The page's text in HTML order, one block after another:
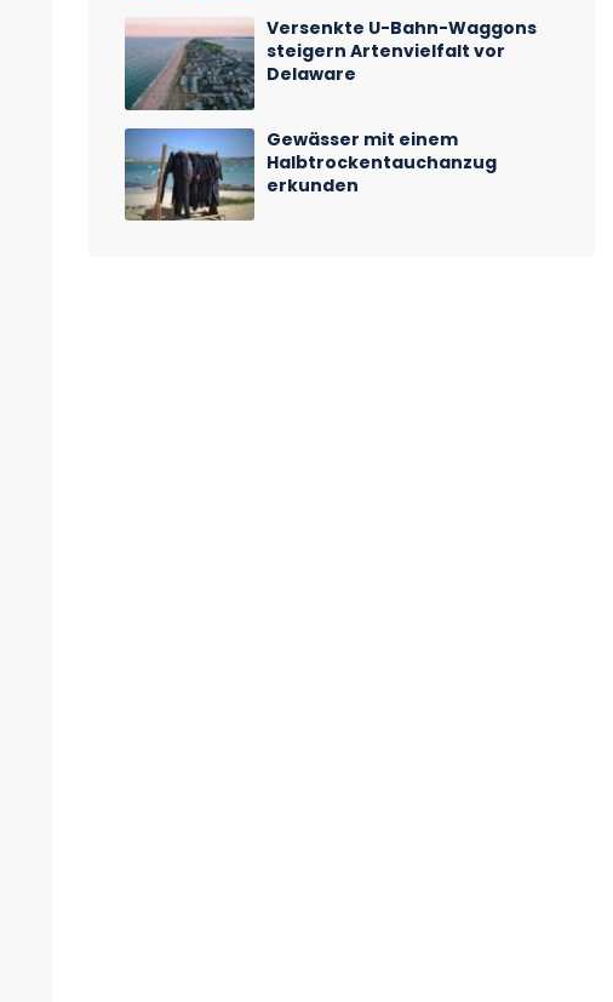
Versenkte U-Bahn-Waggons
steigern Artenvielfalt vor
Delaware
Gewässer mit einem
Halbtrockentauchanzug
erkunden